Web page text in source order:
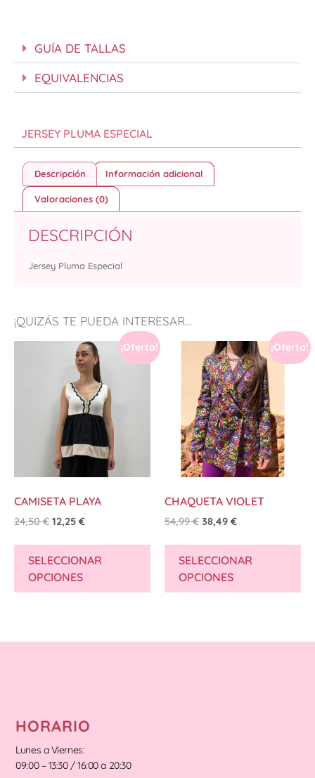
GUÍA DE TALLAS
EQUIVALENCIAS
¡QUIZÁS TE PUEDA INTERESAR...
¡Oferta!
CAMISETA PLAYA
24,50€ 12,25 €
SELECCIONAR
OPCIONES
¡Oferta!
CHAQUETA VIOLET
54,99€ 38,49 €
SELECCIONAR
OPCIONES
JERSEY PLUMA ESPECIAL
Descripción Información adicional
Valoraciones (0)
DESCRIPCIÓN
Jersey Pluma Especial
HORARIO
Lunes a Viernes:
09:00 – 13:30 / 16:00 a 20:30